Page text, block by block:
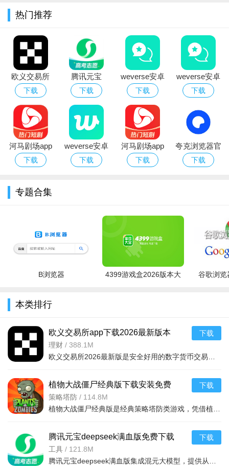
热门推荐
欧义交易所
app下载2026
最新版本
下载
腾讯元宝
deepseek满
血版免费下载
下载
weverse安卓
下载安装2026
官方版（防弹
粉丝社区）
下载
weverse安卓
下载2026中文
下载
河马剧场app
免费网络短剧
下载
weverse安卓
下载2026中文
下载
河马剧场app
官方正版免费
下载
夸克浏览器官
方版下载2026
下载
专题合集
B浏览器
4399游戏盒2026版本大
谷歌浏览
本类排行
欧义交易所app下载2026最新版本
v6.165.0最新版
理财 / 388.1M
下载
植物大战僵尸经典版下载安装免费
v3.15.0安卓版
策略塔防 / 114.8M
下载
腾讯元宝deepseek满血版免费下载
v2.63.0安卓版
工具 / 121.8M
下载